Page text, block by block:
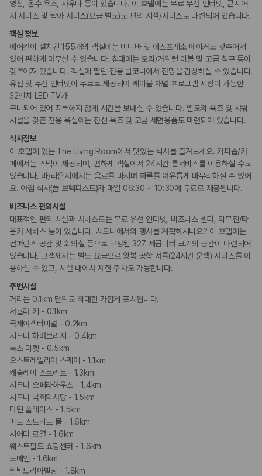
피트니스/헬스시설
사우나/스파
액티비티
골프시설
수영장
자전거 대여
키즈
비즈니스
비즈니스 센터
연회장
회의공간
장애인 편의시설
휠체어 이용 가능 화장실
휠체어로 이용가능한 주차장
휠체어로 이용 가능
흡연 시설
금연 숙박 시설
기타
커플/프라이빗 다이닝
프러포즈/로맨스 패키지 이용 가능
영장, 온수 욕조, 사우나 등이 있습니다. 이 호텔에는 무료 무선 인터넷, 콘시어
지 서비스 및 탁아 서비스(요금 별도)도 편의 시설/서비스로 마련되어 있습니다.
객실 정보
에어컨이 설치된 155개의 객실에는 미니바 및 에스프레소 메이커도 갖추어져
있어 편하게 머무실 수 있습니다. 침대에는 오리/거위털 이불 및 고급 침구 등이
갖추어져 있습니다. 객실에 딸린 전용 발코니에서 전망을 감상하실 수 있습니다.
유선 및 무선 인터넷이 무료로 제공되며 케이블 채널 프로그램 시청이 가능한
32인치 LED TV가
구비되어 있어 지루하지 않게 시간을 보내실 수 있습니다. 별도의 욕조 및 샤워
시설을 갖춘 전용 욕실에는 전신 욕조 및 고급 세면용품도 마련되어 있습니다.
식사정보
이 호텔에 있는 The Living Room에서 맛있는 식사를 즐겨보세요. 커피숍/카
페에서는 스낵이 제공되며, 편하게 객실에서 24시간 룸서비스를 이용하실 수도
있습니다. 바/라운지에서는 음료를 마시며 하루를 여유롭게 마무리하실 수 있어
요. 아침 식사(풀 브렉퍼스트)가 매일 06:30 ~ 10:30에 무료로 제공됩니다.
비즈니스 편의시설
대표적인 편의 시설과 서비스로는 무료 유선 인터넷, 비즈니스 센터, 리무진/타
운카 서비스 등이 있습니다. 시드니에서의 행사를 계획하시나요? 이 호텔에는
컨퍼런스 공간 및 회의실 등으로 구성된 327 제곱미터 크기의 공간이 마련되어
있습니다. 고객께서는 별도 요금으로 왕복 공항 셔틀(24시간 운행) 서비스를 이
용하실 수 있고, 시설 내에서 제한 주차도 가능합니다.
주변시설
거리는 0.1km 단위로 최대한 가깝게 표시됩니다.
서큘러 키 - 0.1km
국제여객터미널 - 0.2km
시드니 하버브리지 - 0.4km
록스 마켓 - 0.5km
오스트레일리아 스퀘어 - 1.1km
캐슬레이 스트리트 - 1.3km
시드니 오페라하우스 - 1.4km
시드니 국회의사당 - 1.5km
마틴 플레이스 - 1.5km
피트 스트리트 몰 - 1.6km
시어터 로열 - 1.6km
웨스트필드 쇼핑센터 - 1.6km
도메인 - 1.6km
퀸빅토리아빌딩 - 1.8km